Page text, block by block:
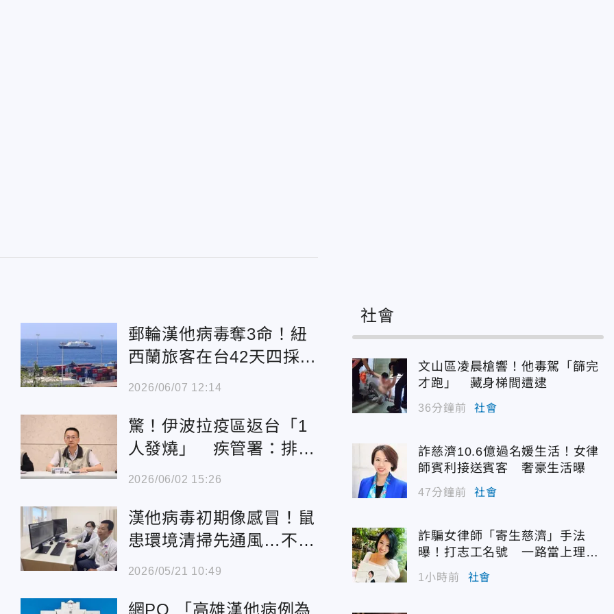
郵輪漢他病毒奪3命！紐
西蘭旅客在台42天四採陰
性獲釋
2026/06/07 12:14
驚！伊波拉疫區返台「1
人發燒」 疾管署：排除
感染
2026/06/02 15:26
漢他病毒初期像感冒！鼠
患環境清掃先通風…不慎
恐致命
2026/05/21 10:49
網PO 「高雄漢他病例為
社會
文山區凌晨槍響！他毒駕「篩完
才跑」 藏身梯間遭逮
36分鐘前 社會
詐慈濟10.6億過名媛生活！女律
師賓利接送賓客 奢豪生活曝
47分鐘前 社會
詐騙女律師「寄生慈濟」手法
曝！打志工名號 一路當上理事
長
1小時前 社會